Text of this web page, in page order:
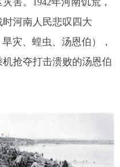
河南人民悲叹四大
灾、蝗虫、汤恩伯），
抢夺打击溃败的汤恩伯